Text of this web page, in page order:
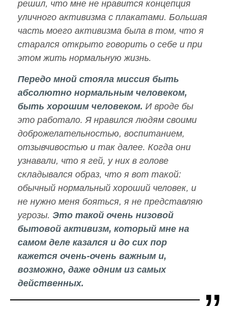
решил, что мне не нравится концепция
уличного активизма с плакатами. Большая
часть моего активизма была в том, что я
старался открыто говорить о себе и при
этом жить нормальную жизнь.
Передо мной стояла миссия быть
абсолютно нормальным человеком,
быть хорошим человеком. И вроде бы
это работало. Я нравился людям своими
доброжелательностью, воспитанием,
отзывчивостью и так далее. Когда они
узнавали, что я гей, у них в голове
складывался образ, что я вот такой:
обычный нормальный хороший человек, и
не нужно меня бояться, я не представляю
угрозы. Это такой очень низовой
бытовой активизм, который мне на
самом деле казался и до сих пор
кажется очень-очень важным и,
возможно, даже одним из самых
действенных.